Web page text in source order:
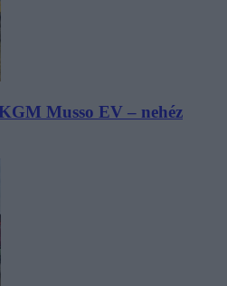
Musso EV – nehéz